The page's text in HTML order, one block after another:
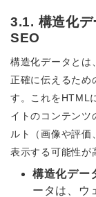
3.1. 構造化デ
SEO
構造化データとは
正確に伝えるため
す。これをHTML
イトのコンテンツ
ルト（画像や評価
表示する可能性が
構造化デー
ータは、ウ